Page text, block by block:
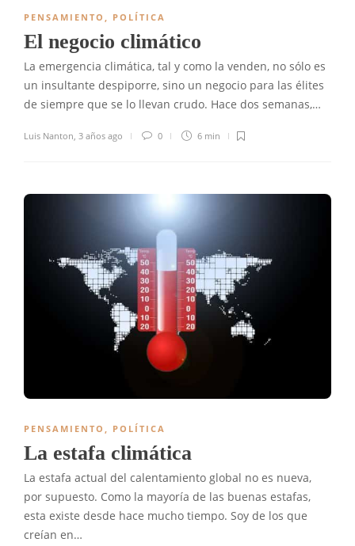
PENSAMIENTO , POLÍTICA
El negocio climático
La emergencia climática, tal y como la venden, no sólo es
un insultante despiporre, sino un negocio para las élites
de siempre que se lo llevan crudo. Hace dos semanas,…
Luis Nanton, 3 años ago 0 6 min
PENSAMIENTO POLÍTICA
La estafa climática
La estafa actual del calentamiento global no es nueva,
por supuesto. Como la mayoría de las buenas estafas,
esta existe desde hace mucho tiempo. Soy de los que
creían en…